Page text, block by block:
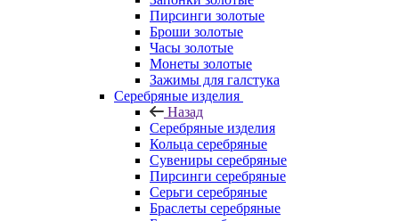
Пирсинги золотые
Броши золотые
Часы золотые
Монеты золотые
Зажимы для галстука
Серебряные изделия
Назад
Серебряные изделия
Кольца серебряные
Сувениры серебряные
Пирсинги серебряные
Серьги серебряные
Браслеты серебряные